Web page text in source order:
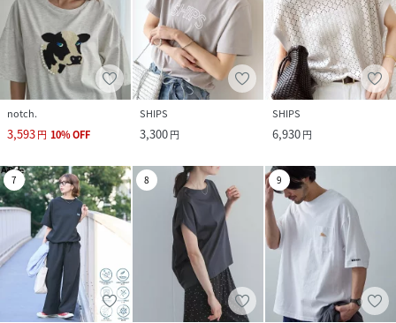
notch.
3,593円 10%OFF
SHIPS
3,300円
SHIPS
6,930円
7 8 9